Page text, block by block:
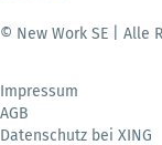
© New Work SE | Alle
Impressum
AGB
Datenschutz bei XING